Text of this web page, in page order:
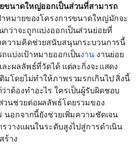
ขนาดใหญ่ออกเป็นส่วนที่สามารถ
าหมายของโครงการขนาดใหญ่มักจะ
ว่าจะถูกแบ่งออกเป็นส่วนย่อยที่
ความคิดช่วยสนับสนุนกระบวนการนี้
แบ่งเป้าหมายออกเป็นงาน งานย่อย
ะผลลัพธ์ที่วัดได้ แต่ละกิ่งจะแสดง
ติมโดยไม่ทำให้ภาพรวมรกเกินไป สิ่งนี้
าต้องทำอะไร ใครเป็นผู้รับผิดชอบ
นช่วยต่อผลลัพธ์โดยรวมของ
นอกจากนี้ยังช่วยเพิ่มความชัดเจน
รวางแผนในระดับสูงไปสู่การดำเนิน
ร้าง